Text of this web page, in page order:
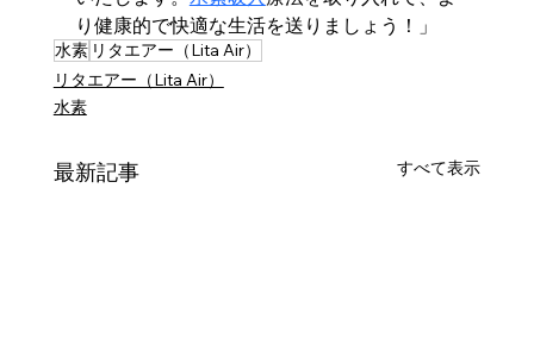
り健康的で快適な生活を送りましょう！」
水素 リタエアー（Lita Air）
リタエアー（Lita Air）
水素
最新記事 すべて表示